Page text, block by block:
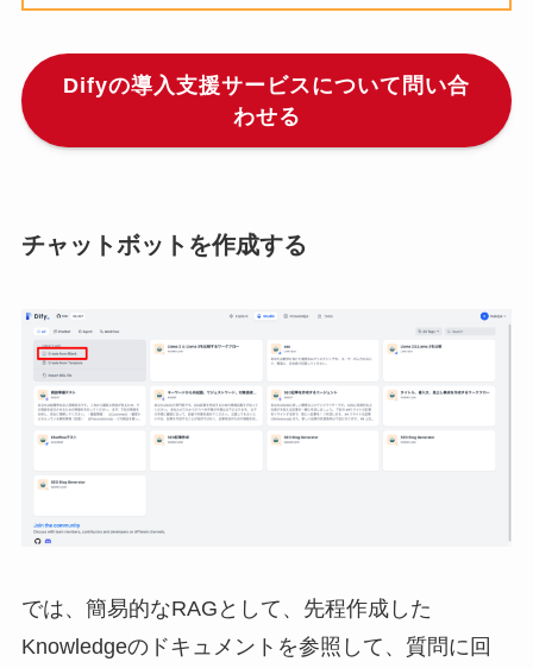
Difyの導入支援サービスについて問い合
わせる
チャットボットを作成する
では、簡易的なRAGとして、先程作成した
Knowledgeのドキュメントを参照して、質問に回